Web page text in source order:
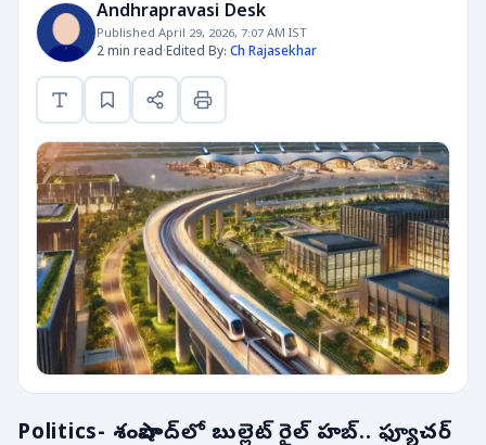
Andhrapravasi Desk
Published April 29, 2026, 7:07 AM IST
2 min read·Edited By: Ch Rajasekhar
Politics- శంషాబాద్‌లో బుల్లెట్ రైల్ హబ్.. ఫ్యూచర్